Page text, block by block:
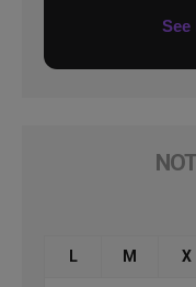
L M X